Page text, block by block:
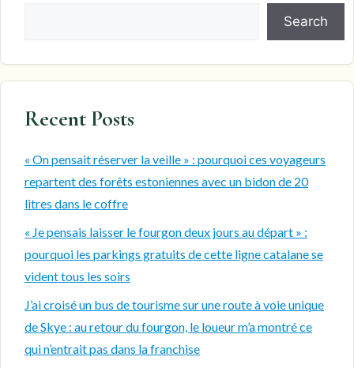
Search
Recent Posts
« On pensait réserver la veille » : pourquoi ces voyageurs
repartent des forêts estoniennes avec un bidon de 20
litres dans le coffre
« Je pensais laisser le fourgon deux jours au départ » :
pourquoi les parkings gratuits de cette ligne catalane se
vident tous les soirs
J’ai croisé un bus de tourisme sur une route à voie unique
de Skye : au retour du fourgon, le loueur m’a montré ce
qui n’entrait pas dans la franchise